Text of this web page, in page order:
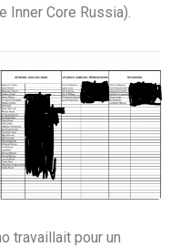
Inner Core Russia).
travaillait pour un